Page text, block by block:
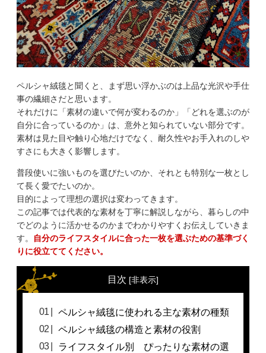
ペルシャ絨毯と聞くと、まず思い浮かぶのは上品な光沢や手仕
事の繊細さだと思います。
それだけに「素材の違いで何が変わるのか」「どれを選ぶのが
自分に合っているのか」は、意外と知られていない部分です。
素材は見た目や触り心地だけでなく、耐久性やお手入れのしや
すさにも大きく影響します。
普段使いに強いものを選びたいのか、それとも特別な一枚とし
て長く愛でたいのか。
目的によって理想の選択は変わってきます。
この記事では代表的な素材を丁寧に解説しながら、暮らしの中
でどのように活かせるのかまでわかりやすくお伝えしていきま
す。
自分のライフスタイルに合った一枚を選ぶための基準づく
りに役立ててください。
目次 [非表示]
ペルシャ絨毯に使われる主な素材の種類
ペルシャ絨毯の構造と素材の役割
ライフスタイル別 ぴったりな素材の選